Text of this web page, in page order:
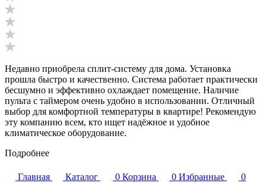
Недавно приобрела сплит-систему для дома. Установка
прошла быстро и качественно. Система работает практически
бесшумно и эффективно охлаждает помещение. Наличие
пульта с таймером очень удобно в использовании. Отличный
выбор для комфортной температуры в квартире! Рекомендую
эту компанию всем, кто ищет надёжное и удобное
климатическое оборудование.
Подробнее
Главная Каталог 0 Корзина 0 Избранные
0